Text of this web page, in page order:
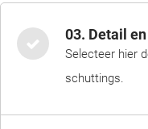
03. Detail
Selecteer hier
schuttings.